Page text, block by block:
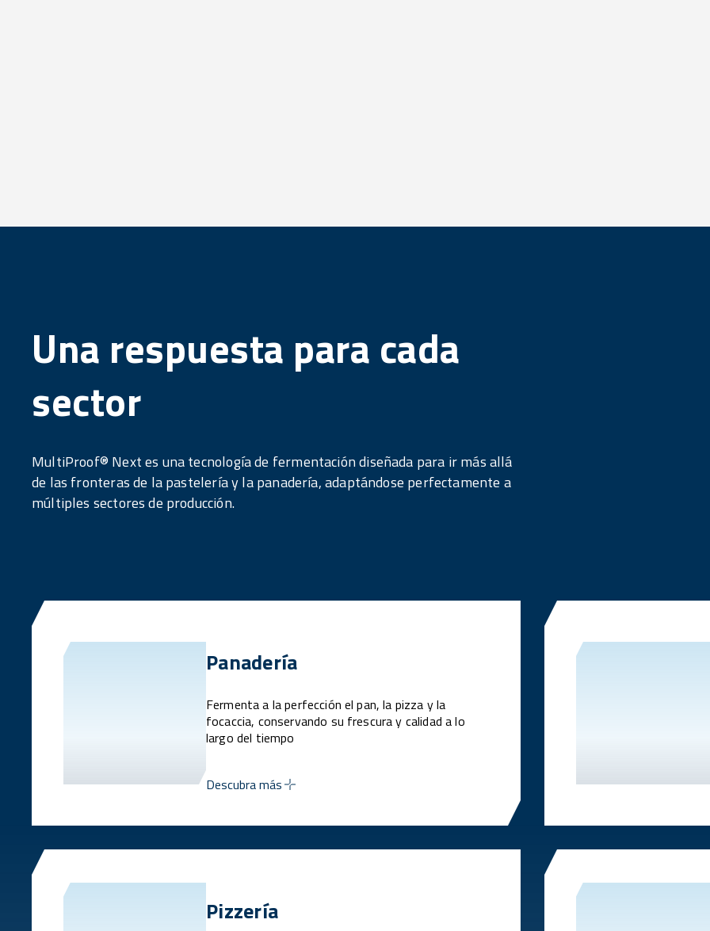
Una respuesta para cada
sector
MultiProof® Next es una tecnología de fermentación diseñada para ir más allá
de las fronteras de la pastelería y la panadería, adaptándose perfectamente a
múltiples sectores de producción.
Panadería
Fermenta a la perfección el pan, la pizza y la
focaccia, conservando su frescura y calidad a lo
largo del tiempo
Descubra más
Pizzería